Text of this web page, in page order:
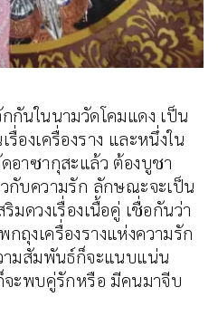
กันในนามวัดโคมแดง เป็น
องเครื่องราง และหนึ่งใน
อาซากุสะแล้ว ต้องบูชา
วกับความรัก ลักษณะจะเป็น
มดวงเรื่องเนื้อคู่ เชื่อกันว่า
ถุงเครื่องรางแห่งความรัก
ามสัมพันธ์ก็จะแนบแน่น
จะพบคู่รักหรือ มีคนมาจีบ